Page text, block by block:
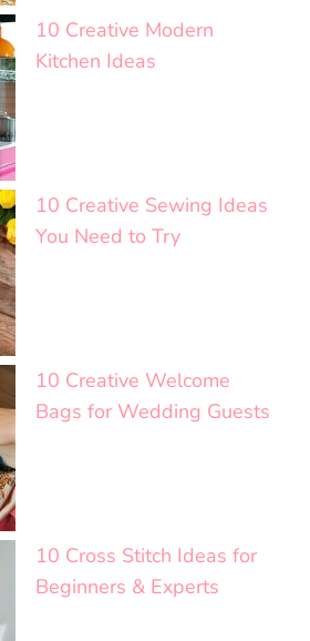
10 Creative Modern
Kitchen Ideas
10 Creative Sewing Ideas
You Need to Try
10 Creative Welcome
Bags for Wedding Guests
10 Cross Stitch Ideas for
Beginners & Experts